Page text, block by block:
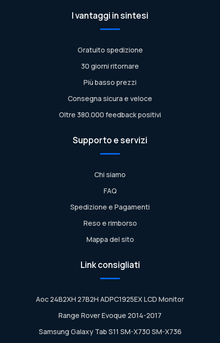
I vantaggi in sintesi
Gratuito spedizione
30 giorni ritornare
Più basso prezzi
Consegna sicura e veloce
Oltre 380.000 feedback positivi
Supporto e servizi
Chi siamo
FAQ
Spedizione e Pagamenti
Reso e rimborso
Mappa del sito
Link consigliati
Aoc 24B2XH 27B2H ADPC1925EX LCD Monitor
Range Rover Evoque 2014-2017
Samsung Galaxy Tab S11 SM-X730 SM-X736